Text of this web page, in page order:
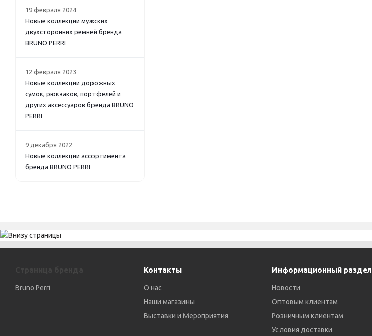
19 февраля 2024
Новые коллекции мужских
двухсторонних ремней бренда
BRUNO PERRI
12 февраля 2023
Новые коллекции дорожных
сумок, рюкзаков, портфелей и
других аксессуаров бренда BRUNO
PERRI
9 декабря 2022
Новые коллекции ассортимента
бренда BRUNO PERRI
Bruno Perri
Контакты
О нас
Наши магазины
Выставки и Мероприятия
Информационный раздел
Новости
Оптовым клиентам
Розничным клиентам
Условия доставки